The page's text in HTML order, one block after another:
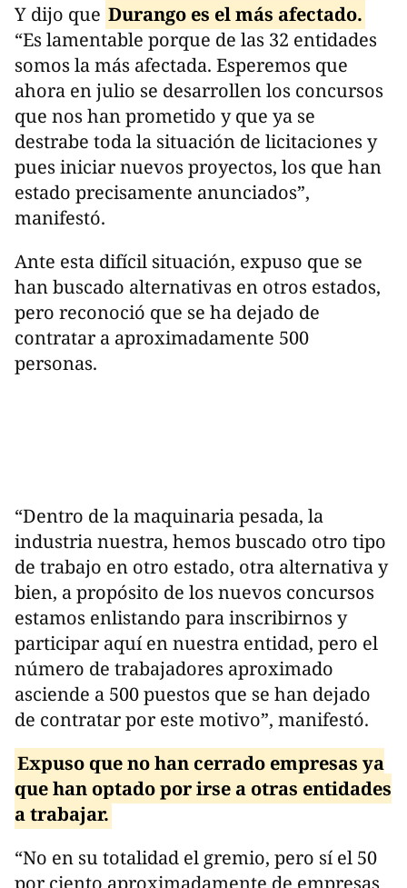
Y dijo que Durango es el más afectado.
“Es lamentable porque de las 32 entidades
somos la más afectada. Esperemos que
ahora en julio se desarrollen los concursos
que nos han prometido y que ya se
destrabe toda la situación de licitaciones y
pues iniciar nuevos proyectos, los que han
estado precisamente anunciados”,
manifestó.
Ante esta difícil situación, expuso que se
han buscado alternativas en otros estados,
pero reconoció que se ha dejado de
contratar a aproximadamente 500
personas.
“Dentro de la maquinaria pesada, la
industria nuestra, hemos buscado otro tipo
de trabajo en otro estado, otra alternativa y
bien, a propósito de los nuevos concursos
estamos enlistando para inscribirnos y
participar aquí en nuestra entidad, pero el
número de trabajadores aproximado
asciende a 500 puestos que se han dejado
de contratar por este motivo”, manifestó.
Expuso que no han cerrado empresas ya
que han optado por irse a otras entidades
a trabajar.
“No en su totalidad el gremio, pero sí el 50
por ciento aproximadamente de empresas